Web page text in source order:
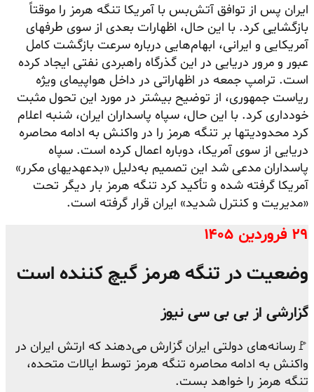
ایران پس از توافق آتش‌بس با آمریکا تنگه هرمز را موقتاً
بازگشایی کرد. با این حال، اظهارات بعدی از سوی طرفهای
آمریکایی و ایرانی، ابهام‌هایی درباره سرعت بازگشت کامل
عبور و مرور دریایی در این گذرگاه راهبردی نفتی ایجاد کرده
است. ترامپ جمعه در اظهاراتی در داخل هواپیمای ویژه
ریاست جمهوری، از توضیح بیشتر در مورد این تحول مثبت
خودداری کرد. با این حال، سپاه پاسداران ایران، شنبه اعلام
کرد محدودیتها بر تنگه هرمز را در واکنش به ادامه محاصره
دریایی از سوی آمریکا، دوباره اعمال کرده است. سپاه
پاسداران مدعی شد این تصمیم به‌دلیل «بدعهدیهای مکرر»
آمریکا گرفته شده و تأکید کرد تنگه هرمز بار دیگر تحت
«مدیریت و کنترل شدید» ایران قرار گرفته است.
۲۹ فروردین ۱۴۰۵
وضعیت در تنگه هرمز گیچ کننده است
گزارشی از بی بی سی نیوز
🚩رسانه‌های دولتی ایران گزارش می‌دهند که ارتش ایران در
واکنش به ادامه محاصره تنگه هرمز توسط ایالات متحده،
تنگه هرمز را خواهد بست.